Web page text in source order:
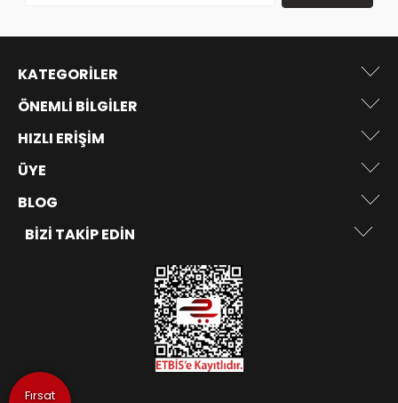
Fırsat
KATEGORILER
ÖNEMLI BILGILER
HIZLI ERIŞIM
ÜYE
BLOG
BIZI TAKIP EDIN